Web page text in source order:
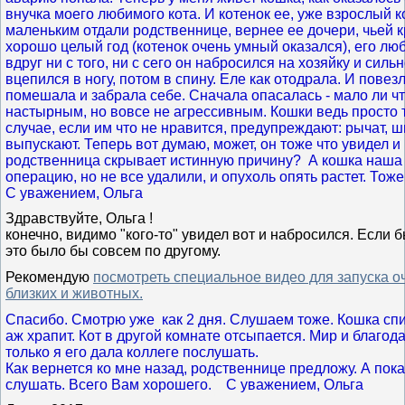
внучка моего любимого кота. И котенок ее, уже взрослый
маленьким отдали родственнице, вернее ее дочери, чьей
хорошо целый год (котенок очень умный оказался), его
вдруг ни с того, ни с сего он набросился на хозяйку и
вцепился в ногу, потом в спину. Еле как отодрала. И
помешала и забрала себе. Сначала опасалась - мало ли
настырным, но вовсе не агрессивным. Кошки ведь
случае, если им что не нравится, предупреждают: рычат,
выпускают. Теперь вот думаю, может, он тоже что увидел
родственница скрывает истинную причину? А кошка
операцию, но не все удалили, и опухоль опять растет.
С уважением, Ольга
Здравствуйте, Ольга !
конечно, видимо "кого-то" увидел вот и набросился. Если
это было бы совсем по другому.
Рекомендую посмотреть специальное видео для запуска
близких и животных.
Спасибо. Смотрю уже как 2 дня. Слушаем тоже. Кошка
аж храпит. Кот в другой комнате отсыпается. Мир и
только я его дала коллеге послушать.
Как вернется ко мне назад, родственнице предложу. А
слушать. Всего Вам хорошего. С уважением, Ольга